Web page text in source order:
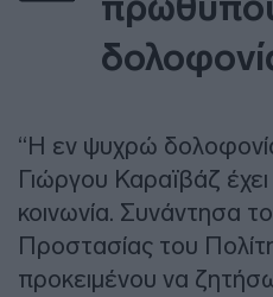
“Η εν ψυχρώ
Γιώργου Καραϊβάζ
κοινωνία. Συνάντησα
Προστασίας του
προκειμένου να